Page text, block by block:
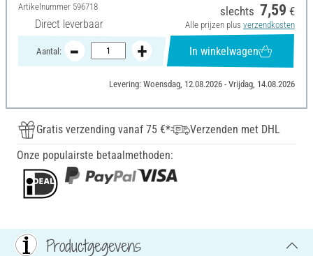
Artikelnummer 596718
Direct leverbaar
slechts 7,59 €
Alle prijzen plus verzendkosten
Aantal: In winkelwagen
Levering: Woensdag, 12.08.2026 - Vrijdag, 14.08.2026
Gratis verzending vanaf 75 €*
Verzenden met DHL
Onze populairste betaalmethoden:
Productgegevens